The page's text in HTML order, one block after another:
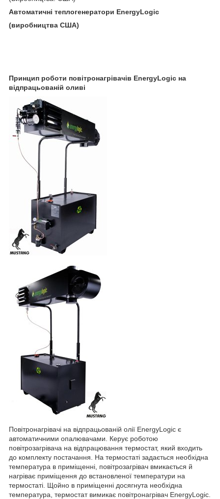
Автоматичні теплогенератори EnergyLogic
(виробництва США)
Принцип роботи повітронагрівачів EnergyLogic на
відпрацьованій оливі
Повітронагрівачі на відпрацьованій олії EnergyLogic є
автоматичними опалювачами. Керує роботою
повітрозагрівача на відпрацювання термостат, який входить
до комплекту постачання. На термостаті задається необхідна
температура в приміщенні, повітрозагрівач вмикається й
нагріває приміщення до встановленої температури на
термостаті. Щойно в приміщенні досягнута необхідна
температура, термостат вимикає повітронагрівач EnergyLogic.